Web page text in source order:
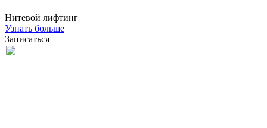
Нитевой лифтинг
Узнать больше
Записаться